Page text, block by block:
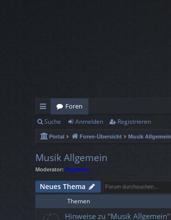
ch
ne
llz
ug
rif
Foren
Suche Anmelden Registrieren
Portal Foren-Übersicht Musik Allgemein
Musik Allgemein
Moderator: Phantom
Neues Thema
Themen
Hinweise zu "Musik Allgemein"